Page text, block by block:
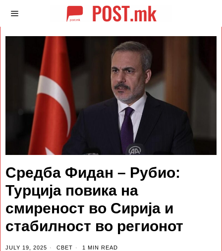
Средба Фидан – Рубио:
Турција повика на
смиреност во Сирија и
стабилност во регионот
JULY 19, 2025 СВЕТ 1 MIN READ